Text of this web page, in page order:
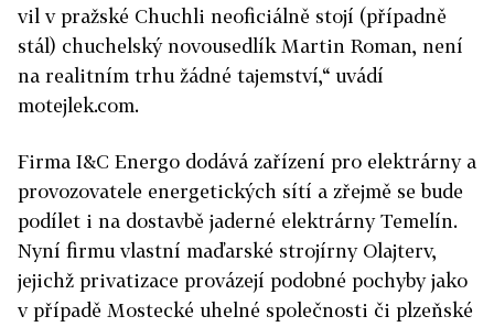
vil v pražské Chuchli neoficiálně stojí (případně
stál) chuchelský novousedlík Martin Roman, není
na realitním trhu žádné tajemství,“ uvádí
motejlek.com.
Firma I&C Energo dodává zařízení pro elektrárny a
provozovatele energetických sítí a zřejmě se bude
podílet i na dostavbě jaderné elektrárny Temelín.
Nyní firmu vlastní maďarské strojírny Olajterv,
jejichž privatizace provázejí podobné pochyby jako
v případě Mostecké uhelné společnosti či plzeňské